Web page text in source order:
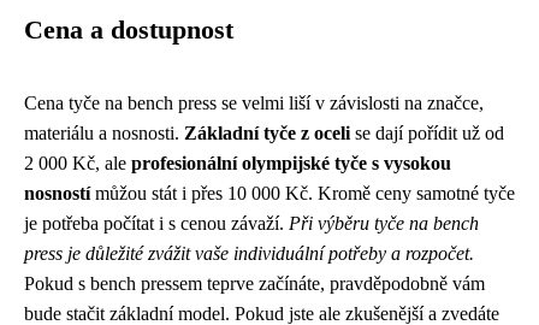
Cena a dostupnost
Cena tyče na bench press se velmi liší v závislosti na značce,
materiálu a nosnosti. Základní tyče z oceli se dají pořídit už od
2 000 Kč, ale profesionální olympijské tyče s vysokou
nosnostímůžou stát i přes 10 000 Kč. Kromě ceny samotné tyče
je potřeba počítat i s cenou závaží. Při výběru tyče na bench
press je důležité zvážit vaše individuální potřeby a rozpočet.
Pokud s bench pressem teprve začínáte, pravděpodobně vám
bude stačit základní model. Pokud jste ale zkušenější a zvedáte